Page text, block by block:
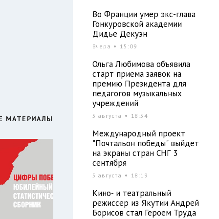
МАТЕРИАЛЫ
Во Франции умер экс-глава
Гонкуровской академии
Дидье Декуэн
Вчера 15:09
Ольга Любимова объявила
старт приема заявок на
премию Президента для
педагогов музыкальных
учреждений
5 августа 18:54
Международный проект
"Почтальон победы" выйдет
на экраны стран СНГ 3
сентября
5 августа 18:19
Кино- и театральный
режиссер из Якутии Андрей
Борисов стал Героем Труда